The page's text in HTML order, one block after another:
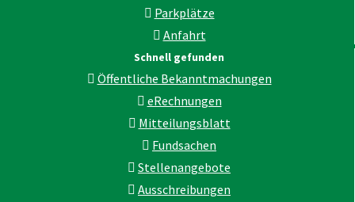
Parkplätze
Anfahrt
Schnell gefunden
Öffentliche Bekanntmachungen
eRechnungen
Mitteilungsblatt
Fundsachen
Stellenangebote
Ausschreibungen